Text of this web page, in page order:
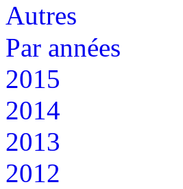
Autres
Par années
2015
2014
2013
2012